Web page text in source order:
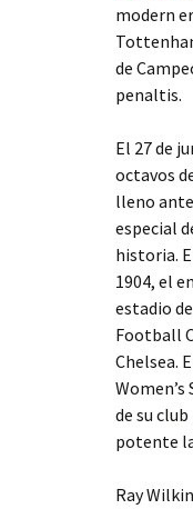
modern
de
penaltis.
El 27 de
octavos
lleno
especial
historia.
1904, el
estadio
Football
Chelsea.
de su
potente
Ray